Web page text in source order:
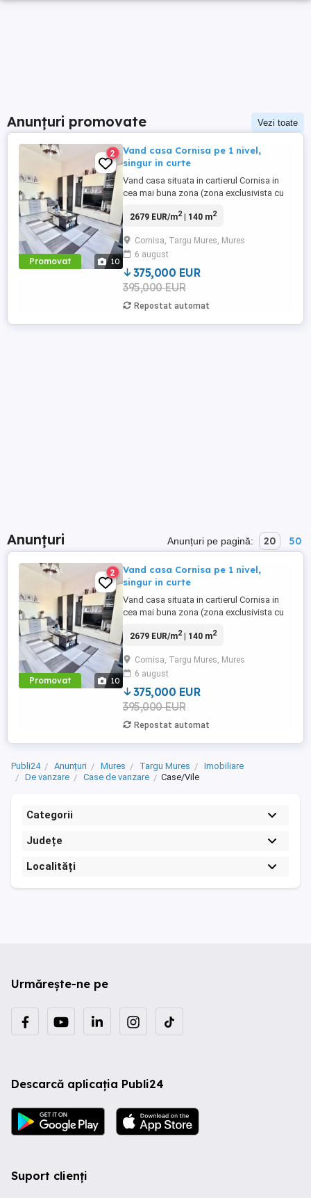
Anunțuri promovate Vezi toate
Promovat 10
2
Vand casa Cornisa pe 1 nivel,
singur in curte
Vand casa situata in cartierul Cornisa in
cea mai buna zona (zona exclusivista cu
teren plat). Constructia casei este
aproape toata suprafata si pod.
Suprafata utila este de aproximativ 140
mp la care se adauga ...
2679 EUR/m2| 140 m2
Cornisa, Targu Mures, Mures
6 august
375,000 EUR
395,000 EUR
Repostat automat
Anunțuri Anunțuri pe pagină: 20 50
Promovat 10
2
Vand casa Cornisa pe 1 nivel,
singur in curte
Vand casa situata in cartierul Cornisa in
cea mai buna zona (zona exclusivista cu
teren plat). Constructia casei este
aproape toata suprafata si pod.
Suprafata utila este de aproximativ 140
mp la care se adauga ...
2679 EUR/m2| 140 m2
Cornisa, Targu Mures, Mures
6 august
375,000 EUR
395,000 EUR
Repostat automat
Publi24 Anunțuri Mures Targu Mures
Imobiliare
De vanzare
Case de vanzare Case/Vile
Categorii
Județe
Localități
Urmărește-ne pe
Descarcă aplicația Publi24
Suport clienți